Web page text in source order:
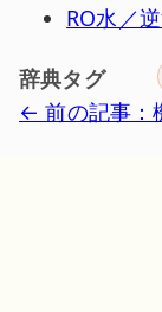
RO水／
辞典タグ
← 前の記事：